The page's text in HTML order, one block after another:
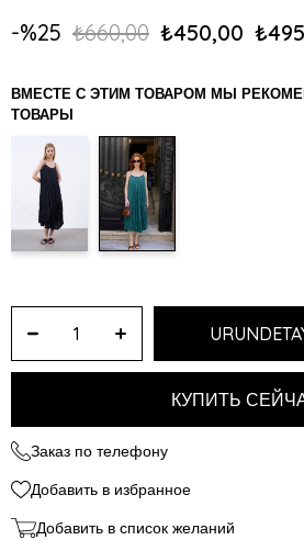
25 ₺660,00 ₺450,00
ВМЕСТЕ С ЭТИМ ТОВАРОМ МЫ
ТОВАРЫ
Заказ по телефону
Добавить в избранное
Добавить в список желаний